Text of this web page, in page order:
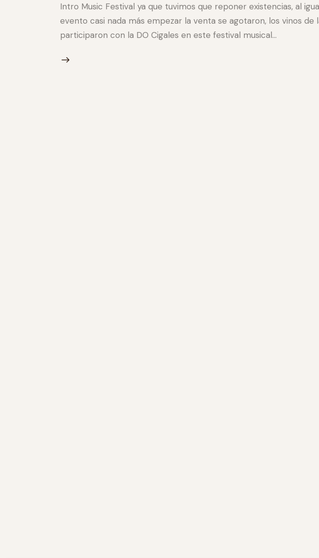
Intro Music Festival ya que tuvimos que reponer existencias, al
evento casi nada más empezar la venta se agotaron, los vinos de
participaron con la DO Cigales en este festival musical…